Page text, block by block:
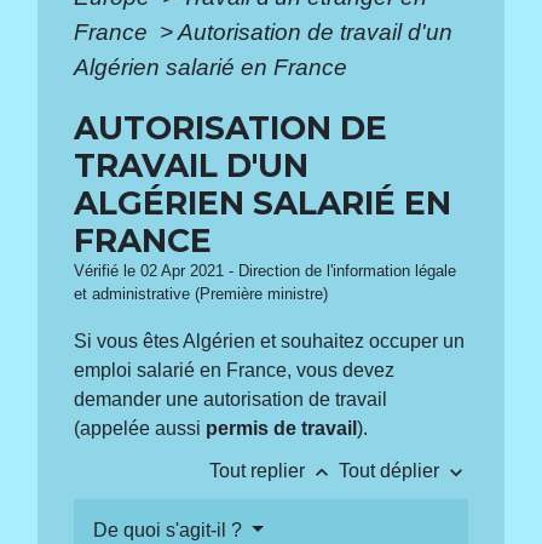
France >Autorisation de travail d'un
Algérien salarié en France
AUTORISATION DE
TRAVAIL D'UN
ALGÉRIEN SALARIÉ EN
FRANCE
Vérifié le 02 Apr 2021 - Direction de l'information légale
et administrative (Première ministre)
Si vous êtes Algérien et souhaitez occuper un
emploi salarié en France, vous devez
demander une autorisation de travail
(appelée aussi permis de travail).
Tout replier keyboard_arrow_up Tout déplier keyboard_arrow_down
De quoi s'agit-il ?